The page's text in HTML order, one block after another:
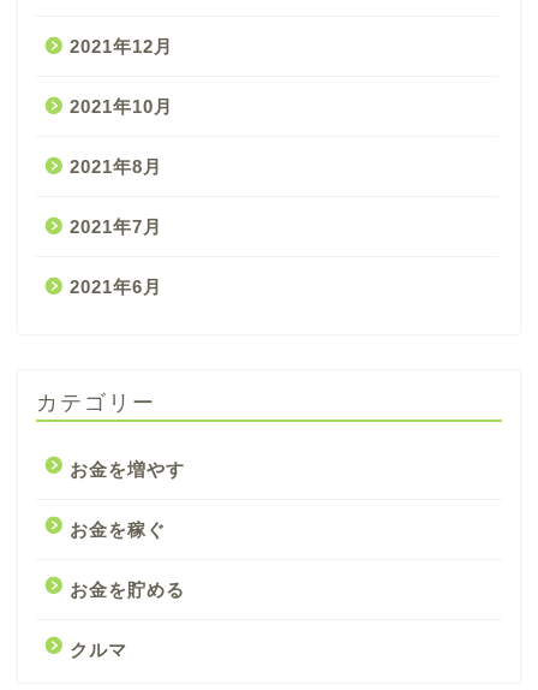
2021年12月
2021年10月
2021年8月
2021年7月
2021年6月
カテゴリー
お金を増やす
お金を稼ぐ
お金を貯める
クルマ